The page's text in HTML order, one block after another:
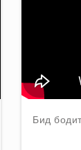
Бид